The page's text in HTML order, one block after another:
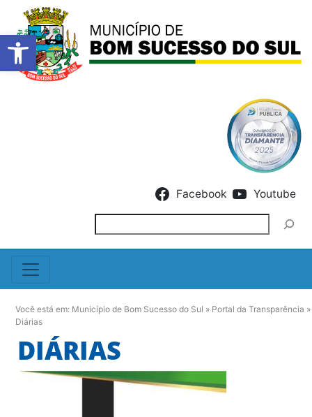
Barra de Ferramentas
Facebook Youtube
Você está em: Município de Bom Sucesso do Sul » Portal da Transparência »
Diárias
DIÁRIAS